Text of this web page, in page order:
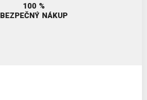
100 %
BEZPEČNÝ NÁKUP